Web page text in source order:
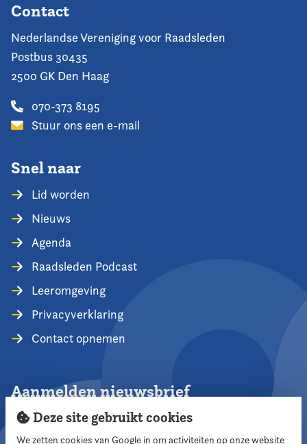
Contact
Nederlandse Vereniging voor Raadsleden
Postbus 30435
2500 GK Den Haag
070-373 8195
Stuur ons een e-mail
Snel naar
Lid worden
Nieuws
Agenda
Raadsleden Podcast
Leeromgeving
Privacyverklaring
Contact opnemen
Aanmelden nieuwsbrief
Deze site gebruikt cookies
We zetten cookies van Google in om activiteiten op onze website